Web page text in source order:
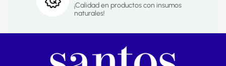
¡Calidad en productos con insumos
naturales!